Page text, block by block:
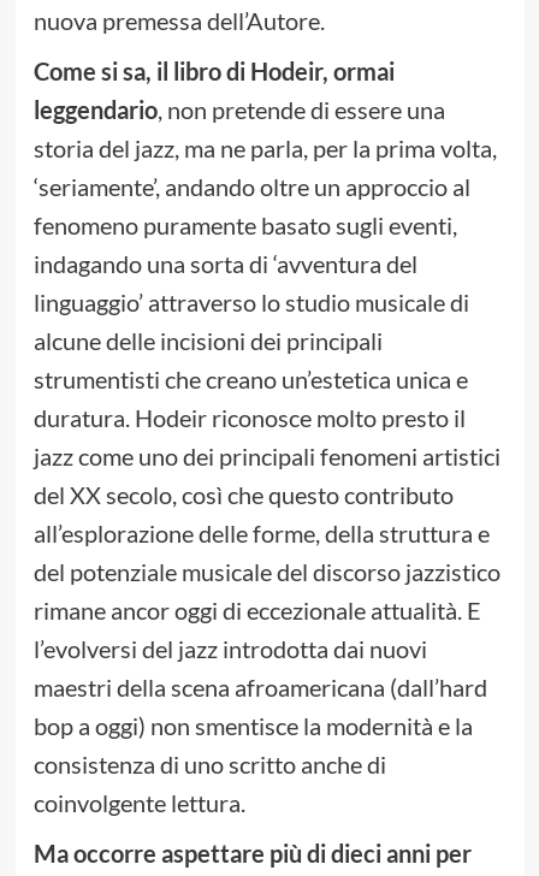
nuova premessa dell’Autore.
Come si sa, il libro di Hodeir, ormai
leggendario, non pretende di essere una
storia del jazz, ma ne parla, per la prima volta,
‘seriamente’, andando oltre un approccio al
fenomeno puramente basato sugli eventi,
indagando una sorta di ‘avventura del
linguaggio’ attraverso lo studio musicale di
alcune delle incisioni dei principali
strumentisti che creano un’estetica unica e
duratura. Hodeir riconosce molto presto il
jazz come uno dei principali fenomeni artistici
del XX secolo, così che questo contributo
all’esplorazione delle forme, della struttura e
del potenziale musicale del discorso jazzistico
rimane ancor oggi di eccezionale attualità. E
l’evolversi del jazz introdotta dai nuovi
maestri della scena afroamericana (dall’hard
bop a oggi) non smentisce la modernità e la
consistenza di uno scritto anche di
coinvolgente lettura.
Ma occorre aspettare più di dieci anni per